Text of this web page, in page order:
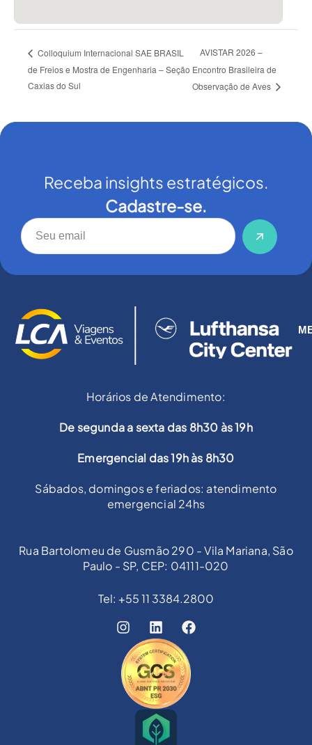
Colloquium Internacional SAE BRASIL
de Freios e Mostra de Engenharia – Seção
Caxias do Sul
AVISTAR 2026 –
Encontro Brasileira de
Observação de Aves
Receba insights estratégicos.
Cadastre-se.
Horários de Atendimento:
De segunda a sexta das 8h30 às 19h
Emergencial das 19h às 8h30
Sábados, domingos e feriados: atendimento
emergencial 24hs
Rua Bartolomeu de Gusmão 290 - Vila Mariana, São
Paulo - SP, CEP: 04111-020
Tel: +55 11 3384.2800